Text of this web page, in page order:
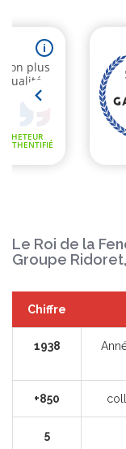
Le Roi de la
Groupe
Chiffre
1938
+850
5